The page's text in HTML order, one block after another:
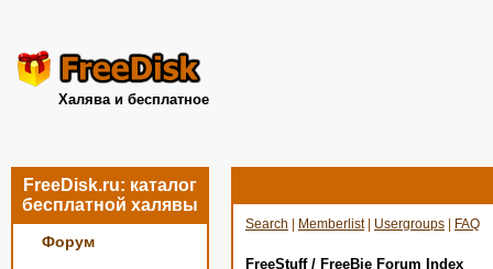
Халява и бесплатное
FreeDisk.ru: каталог
бесплатной халявы
Форум
Search Memberlist| Usergroups FAQ
FreeStuff / FreeBie Forum Index